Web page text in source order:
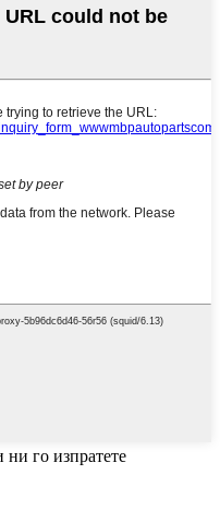
го изпратете